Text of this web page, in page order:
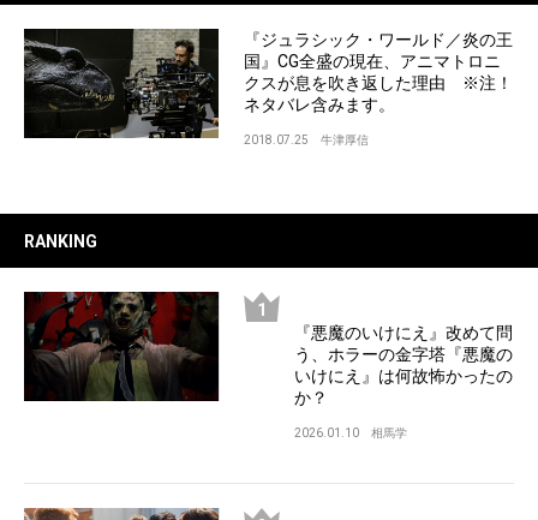
『ジュラシック・ワールド／炎の王
国』CG全盛の現在、アニマトロニ
クスが息を吹き返した理由 ※注！
ネタバレ含みます。
2018.07.25 牛津厚信
RANKING
『悪魔のいけにえ』改めて問
う、ホラーの金字塔『悪魔の
いけにえ』は何故怖かったの
か？
2026.01.10 相馬学